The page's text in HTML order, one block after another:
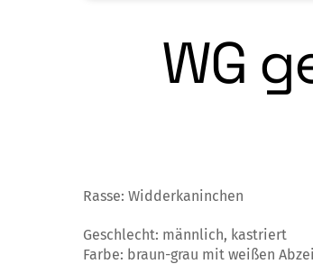
WG
Rasse: Widderkaninchen
Geschlecht: männlich, kastriert
Farbe: braun-grau mit weißen